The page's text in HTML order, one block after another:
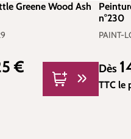
Greene Wood Ash
: €
n°230
PAINT-
Prix
Dès
TTC le